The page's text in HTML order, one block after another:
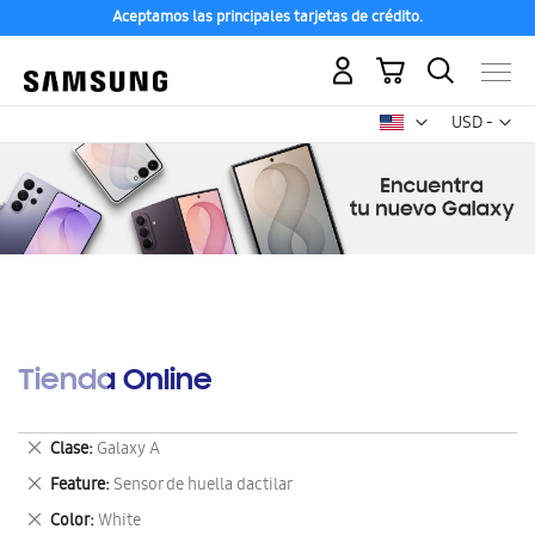
Aceptamos las principales tarjetas de crédito.
USD -
dólar
Mi carrito
Tienda Online
Clase Galaxy A
Eliminar
este
artículo
Feature Sensor de huella dactilar
Eliminar
este
Color White
Eliminar